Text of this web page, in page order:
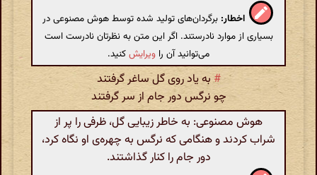
اخطار: برگردان‌های تولید شده توسط هوش مصنوعی در
بسیاری از موارد نادرستند. اگر این متن به نظرتان نادرست است
می‌توانید آن را ویرایشکنید.
#به یاد روی گل ساغر گرفتند
چو نرگس دور جام از سر گرفتند
هوش مصنوعی: به خاطر زیبایی گل، ظرفی را پر از
شراب کردند و هنگامی که نرگس به چهره‌ی او نگاه کرد،
دور جام را کنار گذاشتند.